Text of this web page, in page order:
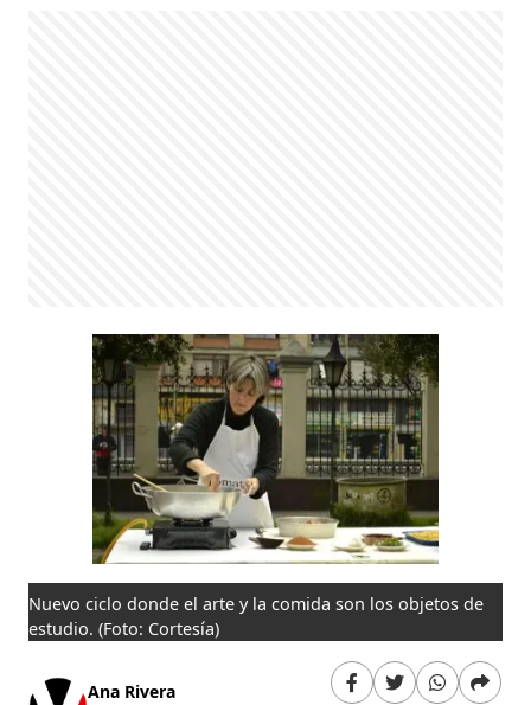
Nuevo ciclo donde el arte y la comida son los objetos de
estudio.(Foto: Cortesía)
Ana Rivera